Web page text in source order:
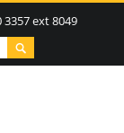
3357 ext 8049
